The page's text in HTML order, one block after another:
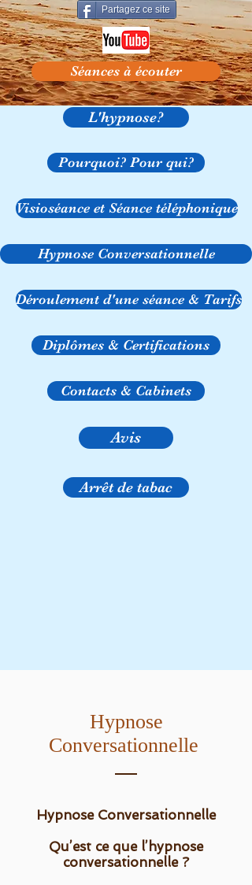
Partagez ce site
Séances à écouter
L'hypnose?
Pourquoi? Pour qui?
Visioséance et Séance téléphonique
Hypnose Conversationnelle
Déroulement d'une séance & Tarifs
Diplômes & Certifications
Contacts & Cabinets
Avis
Arrêt de tabac
Hypnose
Conversationnelle
Hypnose Conversationnelle
Qu’est ce que l’hypnose
conversationnelle ?